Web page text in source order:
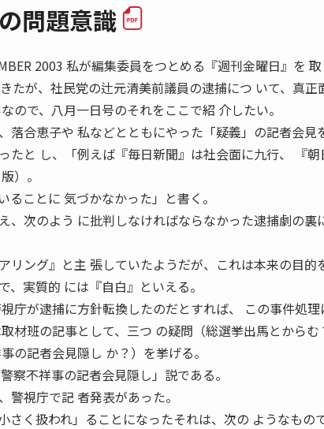
問題意識
2003 私が編集委員をつとめる『週刊金曜日』を
たが、社民党の辻元清美前議員の逮捕につ いて、真正
ので、八月一日号のそれをここで紹 介したい。
落合恵子や 私などとともにやった「疑義」の記者会見
たと し、「例えば『毎日新聞』は社会面に九行、 『
）。
ことに 気づかなかった」と書く。
、次のよう に批判しなければならなかった逮捕劇の裏
リング』と主 張していたようだが、これは本来の目的
実質的 には『自白』といえる。
庁が逮捕に方針転換したのだとすれば、 この事件処
材班の記事として、三つ の疑問（総選挙出馬とから
記者会見隠し か？）を挙げる。
察不祥事の記者会見隠し」説である。
視庁で記 者発表があった。
さく扱われ」ることになったそれは、次の ようなもの